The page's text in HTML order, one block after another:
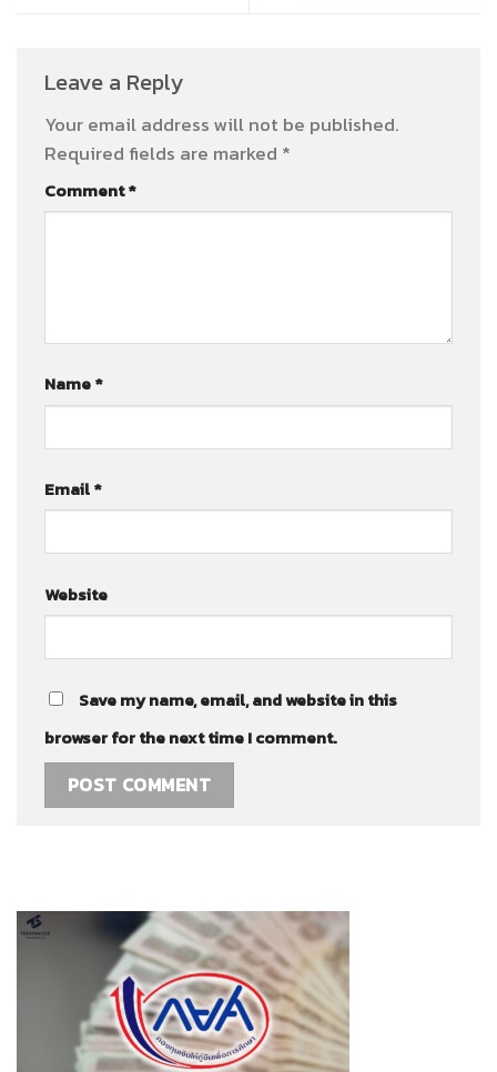
Leave a Reply
Your email address will not be published.
Required fields are marked *
Comment*
Name*
Email*
Website
Save my name, email, and website in this
browser for the next time I comment.